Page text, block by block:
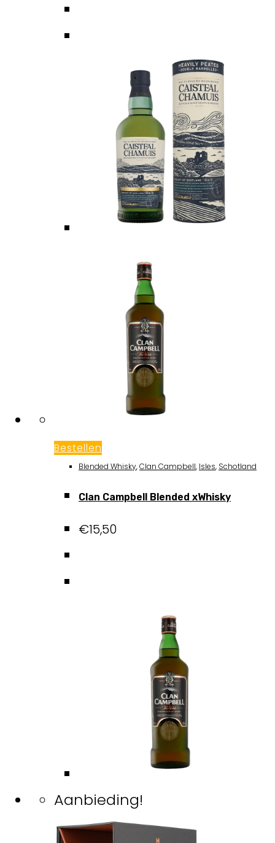
Bestellen
Blended Whisky,Clan Campbell, Isles, Schotland
Clan Campbell Blended xWhisky
€15,50
Aanbieding!